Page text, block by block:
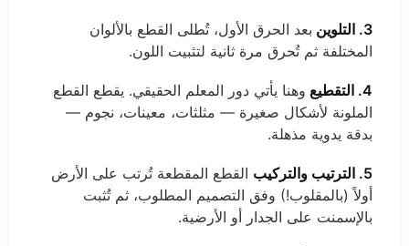
3. التلوين
بعد الحرق الأول، تُطلى القطع بالألوان
المختلفة ثم تُحرق مرة ثانية لتثبيت اللون.
4. التقطيع
وهنا يأتي دور المعلم الحقيقي. يقطع القطع
الملونة لأشكال صغيرة — مثلثات، معينات، نجوم —
بدقة يدوية مذهلة.
5. الترتيب والتركيب
القطع المقطعة تُرتب على الأرض
أولاً (بالمقلوب!) وفق التصميم المطلوب، ثم تُثبت
بالإسمنت على الجدار أو الأرضية.